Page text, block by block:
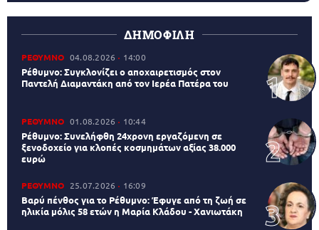
ΔΗΜΟΦΙΛΗ
ΡΕΘΥΜΝΟ 04.08.2026 14:00
Ρέθυμνο: Συγκλονίζει ο αποχαιρετισμός στον
Παντελή Διαμαντάκη από τον Ιερέα Πατέρα του
ΡΕΘΥΜΝΟ 01.08.2026 10:44
Ρέθυμνο: Συνελήφθη 24χρονη εργαζόμενη σε
ξενοδοχείο για κλοπές κοσμημάτων αξίας 38.000
ευρώ
ΡΕΘΥΜΝΟ 25.07.2026 16:09
Βαρύ πένθος για το Ρέθυμνο: Έφυγε από τη ζωή σε
ηλικία μόλις 58 ετών η Μαρία Κλάδου - Χανιωτάκη